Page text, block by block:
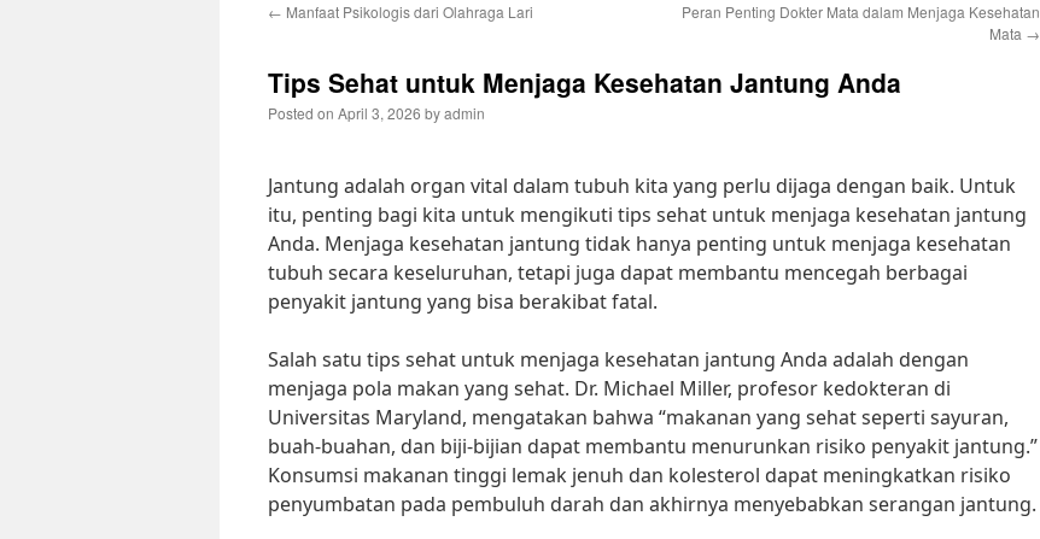
← Manfaat Psikologis dari Olahraga Lari
Peran Penting Dokter Mata dalam Menjaga Kesehatan
Mata →
Tips Sehat untuk Menjaga Kesehatan Jantung Anda
Posted on April 3, 2026 byadmin
Jantung adalah organ vital dalam tubuh kita yang perlu dijaga dengan baik. Untuk
itu, penting bagi kita untuk mengikuti tips sehat untuk menjaga kesehatan jantung
Anda. Menjaga kesehatan jantung tidak hanya penting untuk menjaga kesehatan
tubuh secara keseluruhan, tetapi juga dapat membantu mencegah berbagai
penyakit jantung yang bisa berakibat fatal.
Salah satu tips sehat untuk menjaga kesehatan jantung Anda adalah dengan
menjaga pola makan yang sehat. Dr. Michael Miller, profesor kedokteran di
Universitas Maryland, mengatakan bahwa “makanan yang sehat seperti sayuran,
buah-buahan, dan biji-bijian dapat membantu menurunkan risiko penyakit jantung.”
Konsumsi makanan tinggi lemak jenuh dan kolesterol dapat meningkatkan risiko
penyumbatan pada pembuluh darah dan akhirnya menyebabkan serangan jantung.